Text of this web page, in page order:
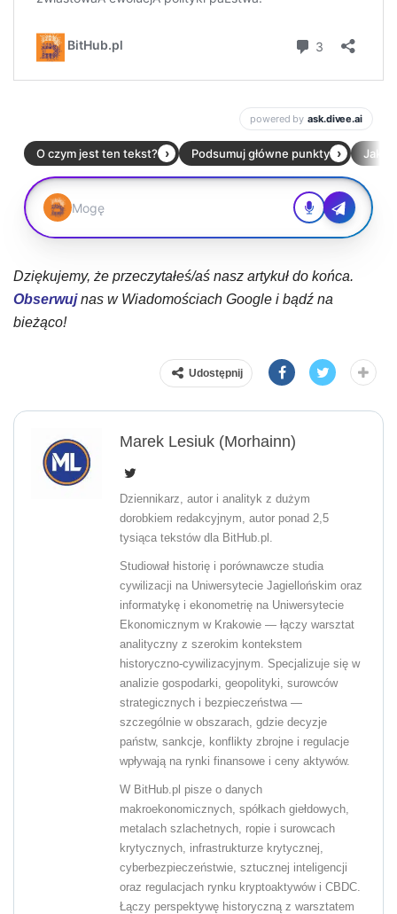
Dziękujemy, że przeczytałeś/aś nasz artykuł do końca.
Obserwujnas w Wiadomościach Google i bądź na
bieżąco!
Udostępnij
Marek Lesiuk (Morhainn)
Dziennikarz, autor i analityk z dużym
dorobkiem redakcyjnym, autor ponad 2,5
tysiąca tekstów dla BitHub.pl.
Studiował historię i porównawcze studia
cywilizacji na Uniwersytecie Jagiellońskim oraz
informatykę i ekonometrię na Uniwersytecie
Ekonomicznym w Krakowie — łączy warsztat
analityczny z szerokim kontekstem
historyczno-cywilizacyjnym. Specjalizuje się w
analizie gospodarki, geopolityki, surowców
strategicznych i bezpieczeństwa —
szczególnie w obszarach, gdzie decyzje
państw, sankcje, konflikty zbrojne i regulacje
wpływają na rynki finansowe i ceny aktywów.
W BitHub.pl pisze o danych
makroekonomicznych, spółkach giełdowych,
metalach szlachetnych, ropie i surowcach
krytycznych, infrastrukturze krytycznej,
cyberbezpieczeństwie, sztucznej inteligencji
oraz regulacjach rynku kryptoaktywów i CBDC.
Łączy perspektywę historyczną z warsztatem